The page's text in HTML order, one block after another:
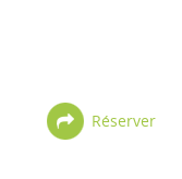
Réserver